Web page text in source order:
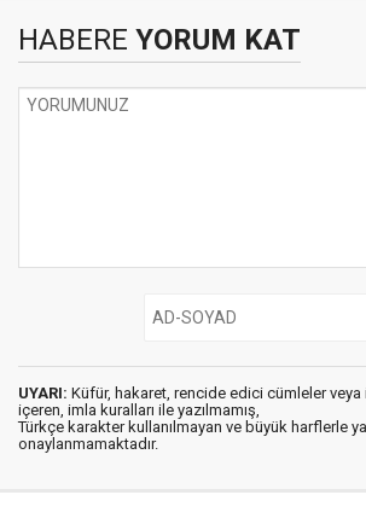
HABERE YORUM KAT
UYARI: Küfür, hakaret, rencide edici cümleler veya
içeren, imla kuralları ile yazılmamış,
Türkçe karakter kullanılmayan ve büyük harflerle
onaylanmamaktadır.